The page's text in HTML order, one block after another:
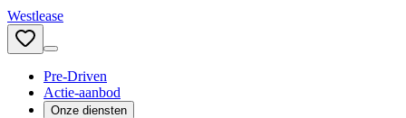
Westlease
Pre-Driven
Actie-aanbod
Onze diensten